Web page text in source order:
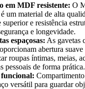
em MDF resistente: O
um material de alta
e resistência
e longevidade.
espaçosas: As gavetas
abertura
roupas íntimas, meias,
pessoais de forma prática.
versátil para guardar